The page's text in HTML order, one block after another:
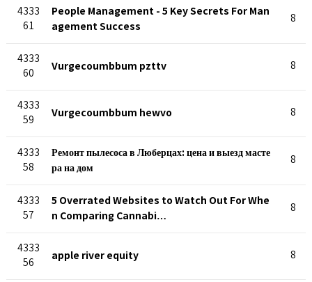
4333
61
People Management - 5 Key Secrets For Man
agement Success
8
4333
60
Vurgecoumbbum pzttv 8
4333
59
Vurgecoumbbum hewvo 8
4333
58
Ремонт пылесоса в Люберцах: цена и выезд масте
ра на дом
8
4333
57
5 Overrated Websites to Watch Out For Whe
n Comparing Cannabi…
8
4333
56
apple river equity 8